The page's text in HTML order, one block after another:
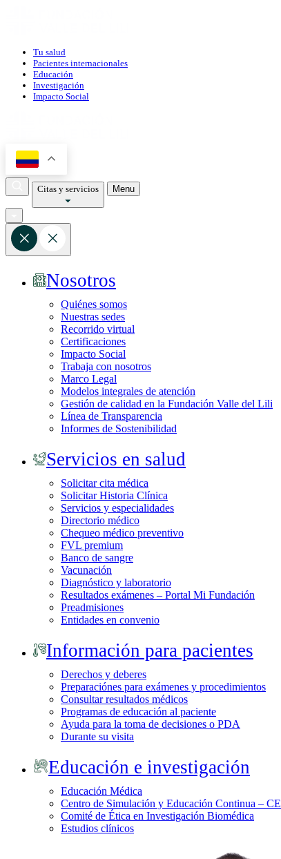
Tu salud
Pacientes internacionales
Educación
Investigación
Impacto Social
Citas y servicios Menu
Nosotros
Quiénes somos
Nuestras sedes
Recorrido virtual
Certificaciones
Impacto Social
Trabaja con nosotros
Marco Legal
Modelos integrales de atención
Gestión de calidad en la Fundación Valle del Lili
Línea de Transparencia
Informes de Sostenibilidad
Servicios en salud
Solicitar cita médica
Solicitar Historia Clínica
Servicios y especialidades
Directorio médico
Chequeo médico preventivo
FVL premium
Banco de sangre
Vacunación
Diagnóstico y laboratorio
Resultados exámenes – Portal Mi Fundación
Preadmisiones
Entidades en convenio
Información para pacientes
Derechos y deberes
Preparaciónes para exámenes y procedimientos
Consultar resultados médicos
Programas de educación al paciente
Ayuda para la toma de decisiones o PDA
Durante su visita
Educación e investigación
Educación Médica
Centro de Simulación y Educación Continua –
Comité de Ética en Investigación Biomédica
Estudios clínicos